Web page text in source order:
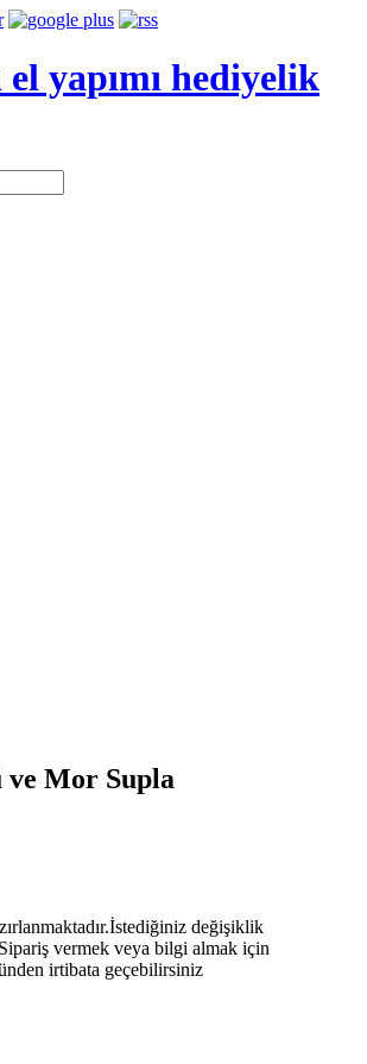
Mor Supla
değişiklik
vermek veya bilgi almak için
irtibata geçebilirsiniz